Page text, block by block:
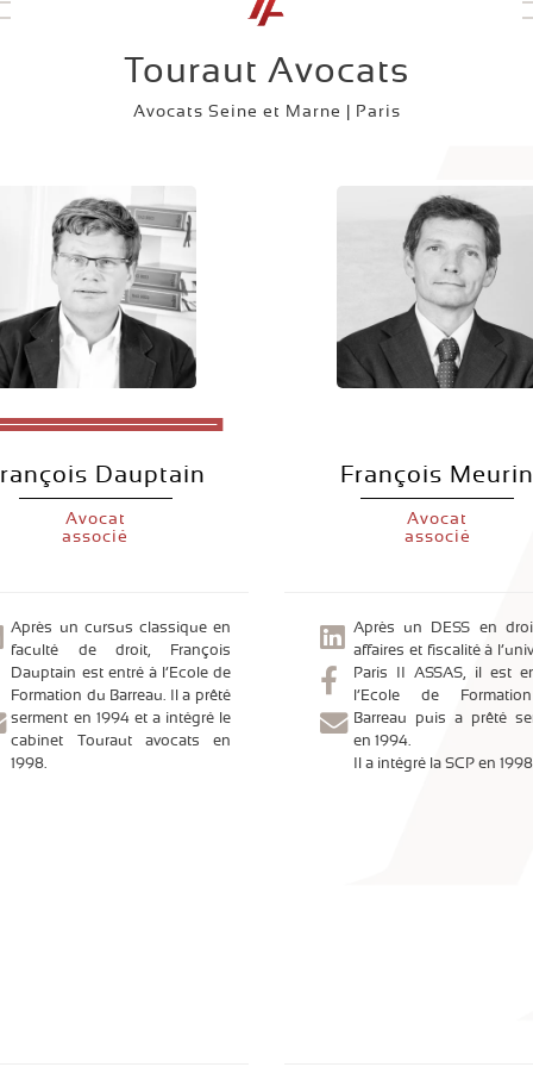
Touraut Avocats
Avocats Seine et Marne | Paris
Dauptain
Avocat
associé
Après un cursus classique en
faculté de droit, François
Dauptain est entré à l’Ecole de
Formation du Barreau. Il a prêté
serment en 1994 et a intégré le
cabinet Touraut avocats en
1998.
François Meurin
Avocat
associé
Après un DESS en
affaires et fiscalité à
Paris II ASSAS, il est
l’Ecole de
Barreau puis a prêté
en 1994.
Il a intégré la SCP en